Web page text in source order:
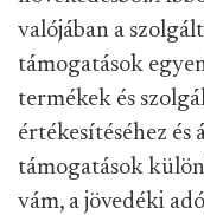
valójában a
támogatások
termékek és
értékesítéséhez és
támogatások
vám, a jövedéki